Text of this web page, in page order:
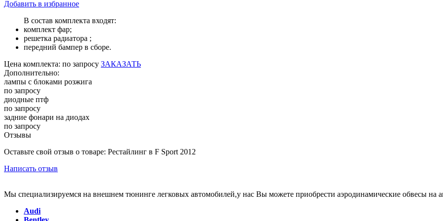
Добавить в избранное
В состав комплекта входят:
комплект фар;
решетка радиатора ;
передний бампер в сборе.
Цена комплекта: по запросу ЗАКАЗАТЬ
Дополнительно:
лампы с блоками розжига
по запросу
диодные птф
по запросу
задние фонари на диодах
по запросу
Отзывы
Оставьте свой отзыв о товаре: Рестайлинг в F Sport 2012
Написать отзыв
Мы специализируемся на внешнем тюнинге легковых автомобилей,у нас Вы можете приобрести аэродинамические обвесы на
Audi